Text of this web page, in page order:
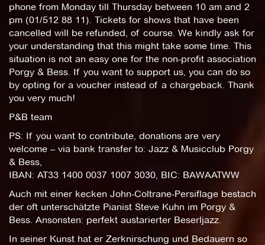
phone from Monday till Thursday between 10 am and 2
pm (01/512 88 11). Tickets for shows that have been
cancelled will be refunded, of course. We kindly ask for
your understanding that this might take some time. This
situation is not an easy one for the non-profit association
Porgy & Bess. If you want to support us, you can do so
by opting for a voucher instead of a chargeback. Thank
you very much!
P&B team
PS: If you want to contribute, donations are very
welcome – via bank transfer to: Jazz & Musicclub Porgy
& Bess,
IBAN: AT33 1400 0037 1007 3030, BIC: BAWAATWW
Auch mit einer kecken John-Coltrane-Persiflage bestach
der oft unterschätzte Pianist Steve Kuhn im Porgy &
Bess. Ansonsten: perfekt austarierter Beserljazz.
In seiner Kunst hat er Zerknirschung und Bedauern so